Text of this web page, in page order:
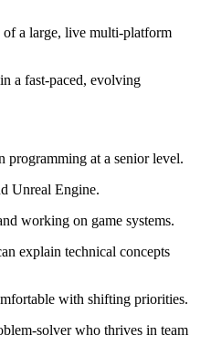
a large, live multi-platform
a fast-paced, evolving
programming at a senior level.
Unreal Engine.
working on game systems.
explain technical concepts
with shifting priorities.
solver who thrives in team